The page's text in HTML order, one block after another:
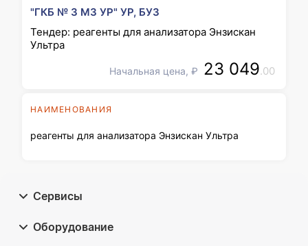
"ГКБ № 3 МЗ УР" УР, БУЗ
Тендер: реагенты для анализатора Энзискан
Ультра
Начальная цена, ₽ 23 049.00
НАИМЕНОВАНИЯ
реагенты для анализатора Энзискан Ультра
Сервисы
Оборудование